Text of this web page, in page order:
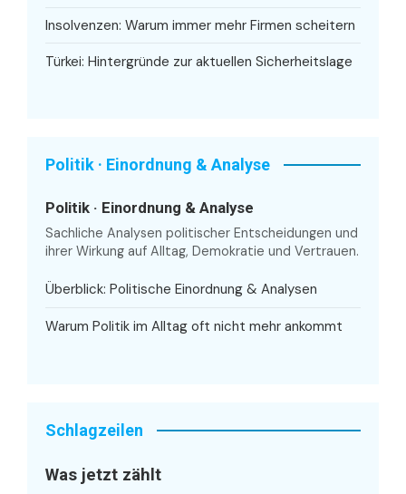
Insolvenzen: Warum immer mehr Firmen scheitern
Türkei: Hintergründe zur aktuellen Sicherheitslage
Politik · Einordnung & Analyse
Politik · Einordnung & Analyse
Sachliche Analysen politischer Entscheidungen und
ihrer Wirkung auf Alltag, Demokratie und Vertrauen.
Überblick: Politische Einordnung & Analysen
Warum Politik im Alltag oft nicht mehr ankommt
Schlagzeilen
Was jetzt zählt